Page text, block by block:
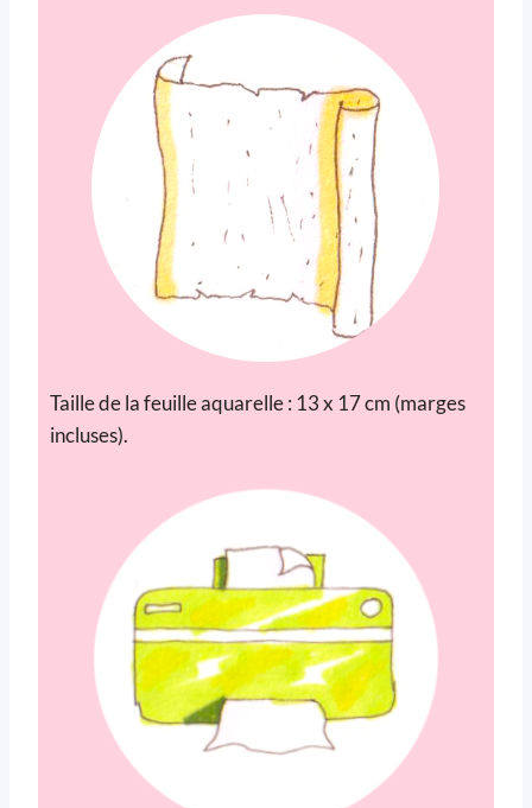
Taille de la feuille aquarelle : 13 x 17 cm (marges
incluses).